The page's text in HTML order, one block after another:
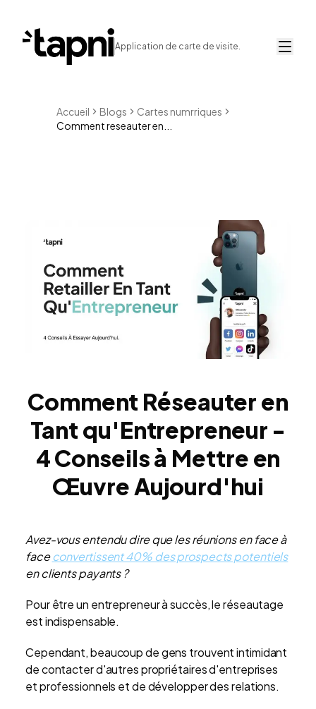
Application de carte de visite.
Accueil Blogs
Cartes numrriques
Comment reseauter en...
Comment Réseauter en
Tant qu'Entrepreneur -
4 Conseils à Mettre en
Œuvre Aujourd'hui
Avez-vous entendu dire que les réunions en face à
faceconvertissent 40% des prospects potentiels
en clients payants ?
Pour être un entrepreneur à succès, le réseautage
est indispensable.
Cependant, beaucoup de gens trouvent intimidant
de contacter d'autres propriétaires d'entreprises
et professionnels et de développer des relations.